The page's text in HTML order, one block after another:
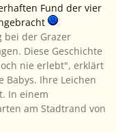
Fund der vier
bei der Grazer
Diese Geschichte
nie erlebt", erklärt
Babys. Ihre Leichen
In einem
am Stadtrand von